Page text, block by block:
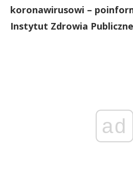
koronawirusowi –
Instytut Zdrowia
ad